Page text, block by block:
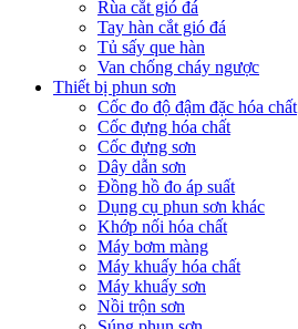
Rùa cắt gió đá
Tay hàn cắt gió đá
Tủ sấy que hàn
Van chống cháy ngược
Thiết bị phun sơn
Cốc đo độ đậm đặc hóa chất
Cốc đựng hóa chất
Cốc đựng sơn
Dây dẫn sơn
Đồng hồ đo áp suất
Dụng cụ phun sơn khác
Khớp nối hóa chất
Máy bơm màng
Máy khuấy hóa chất
Máy khuấy sơn
Nồi trộn sơn